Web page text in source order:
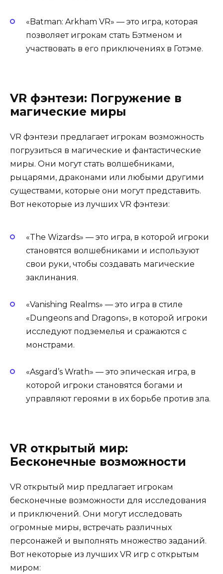
«Batman: Arkham VR» — это игра, которая
позволяет игрокам стать Бэтменом и
участвовать в его приключениях в Готэме.
VR фэнтези: Погружение в
магические миры
VR фэнтези предлагает игрокам возможность
погрузиться в магические и фантастические
миры. Они могут стать волшебниками,
рыцарями, драконами или любыми другими
существами, которые они могут представить.
Вот некоторые из лучших VR фэнтези:
«The Wizards» — это игра, в которой игроки
становятся волшебниками и используют
свои руки, чтобы создавать магические
заклинания.
«Vanishing Realms» — это игра в стиле
«Dungeons and Dragons», в которой игроки
исследуют подземелья и сражаются с
монстрами.
«Asgard’s Wrath» — это эпическая игра, в
которой игроки становятся богами и
управляют героями в их борьбе против зла.
VR открытый мир:
Бесконечные возможности
VR открытый мир предлагает игрокам
бесконечные возможности для исследования
и приключений. Они могут исследовать
огромные миры, встречать различных
персонажей и выполнять множество заданий.
Вот некоторые из лучших VR игр с открытым
миром: